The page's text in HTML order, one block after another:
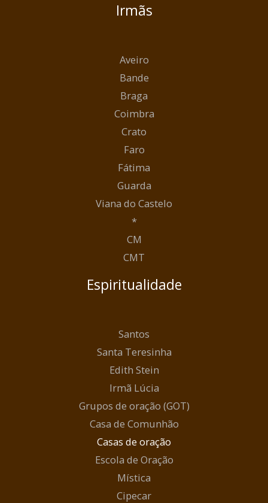
Irmãs
Aveiro
Bande
Braga
Coimbra
Crato
Faro
Fátima
Guarda
Viana do Castelo
*
CM
CMT
Espiritualidade
Santos
Santa Teresinha
Edith Stein
Irmã Lúcia
Grupos de oração (GOT)
Casa de Comunhão
Casas de oração
Escola de Oração
Mística
Cipecar